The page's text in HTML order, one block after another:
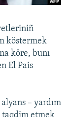
köstermek
köre, bunı
El Pais
– yardım